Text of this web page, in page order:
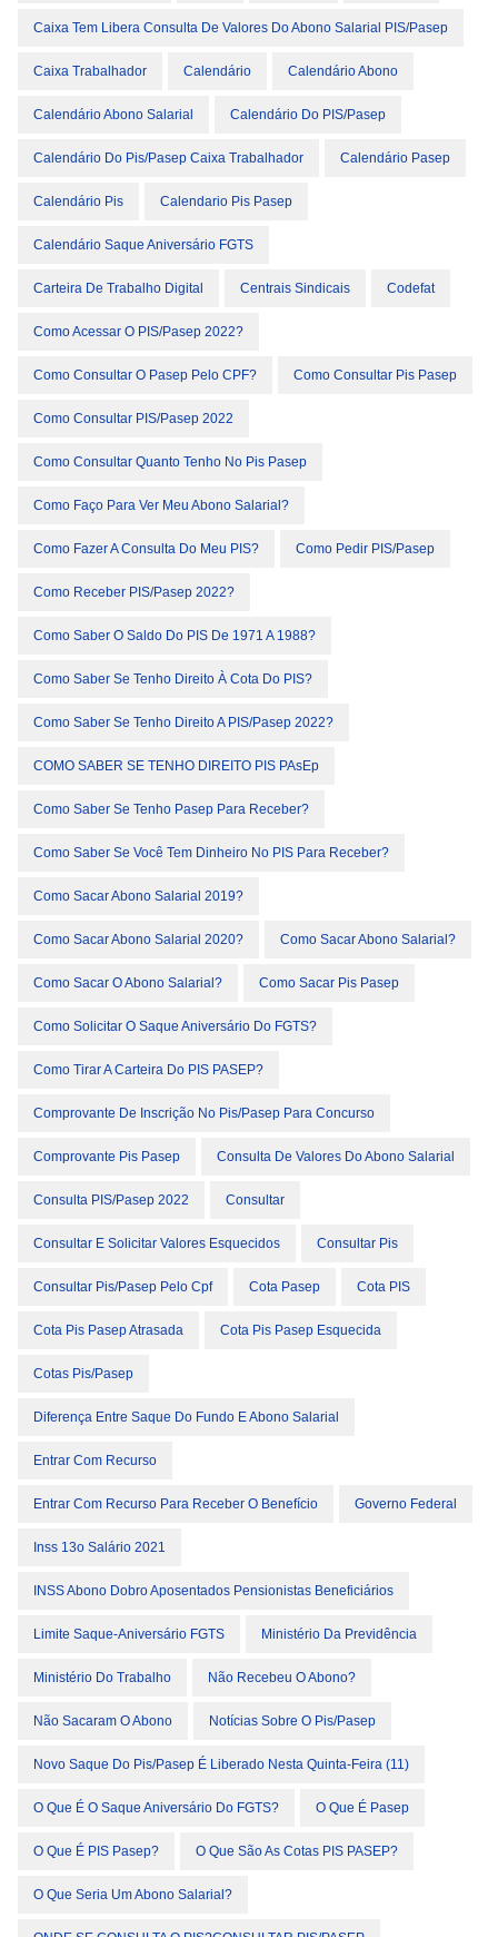
Caixa Tem Libera Consulta De Valores Do Abono Salarial PIS/Pasep
Caixa Trabalhador Calendário Calendário Abono
Calendário Abono Salarial Calendário Do PIS/Pasep
Calendário Do Pis/pasep Caixa Trabalhador Calendário Pasep
Calendário Pis Calendario Pis Pasep
Calendário Saque Aniversário FGTS
Carteira De Trabalho Digital Centrais Sindicais Codefat
Como Acessar O PIS/Pasep 2022?
Como Consultar O Pasep Pelo CPF? Como Consultar Pis Pasep
Como Consultar PIS/Pasep 2022
Como Consultar Quanto Tenho No Pis Pasep
Como Faço Para Ver Meu Abono Salarial?
Como Fazer A Consulta Do Meu PIS? Como Pedir PIS/Pasep
Como Receber PIS/Pasep 2022?
Como Saber O Saldo Do PIS De 1971 A 1988?
Como Saber Se Tenho Direito À Cota Do PIS?
Como Saber Se Tenho Direito A PIS/Pasep 2022?
COMO SABER SE TENHO DIREITO PIS PAsEp
Como Saber Se Tenho Pasep Para Receber?
Como Saber Se Você Tem Dinheiro No PIS Para Receber?
Como Sacar Abono Salarial 2019?
Como Sacar Abono Salarial 2020? Como Sacar Abono Salarial?
Como Sacar O Abono Salarial? Como Sacar Pis Pasep
Como Solicitar O Saque Aniversário Do FGTS?
Como Tirar A Carteira Do PIS PASEP?
Comprovante De Inscrição No Pis/pasep Para Concurso
Comprovante Pis Pasep Consulta De Valores Do Abono Salarial
Consulta PIS/Pasep 2022 Consultar
Consultar E Solicitar Valores Esquecidos Consultar Pis
Consultar Pis/pasep Pelo Cpf Cota Pasep Cota PIS
Cota Pis Pasep Atrasada Cota Pis Pasep Esquecida
Cotas Pis/Pasep
Diferença Entre Saque Do Fundo E Abono Salarial
Entrar Com Recurso
Entrar Com Recurso Para Receber O Benefício Governo Federal
Inss 13o Salário 2021
INSS Abono Dobro Aposentados Pensionistas Beneficiários
Limite Saque-Aniversário FGTS Ministério Da Previdência
Ministério Do Trabalho Não Recebeu O Abono?
Não Sacaram O Abono Notícias Sobre O Pis/pasep
Novo Saque Do Pis/Pasep É Liberado Nesta Quinta-Feira (11)
O Que É O Saque Aniversário Do FGTS? O Que É Pasep
O Que É PIS Pasep? O Que São As Cotas PIS PASEP?
O Que Seria Um Abono Salarial?